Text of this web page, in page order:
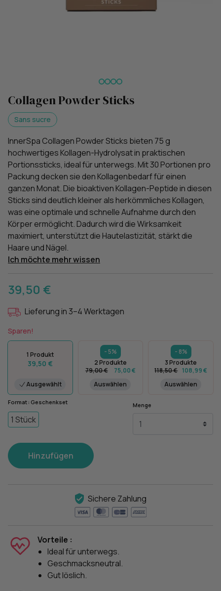
Collagen Powder Sticks
Sans sucre
InnerSpa Collagen Powder Sticks bieten 75 g
hochwertiges Kollagen-Hydrolysat in praktischen
Portionssticks, ideal für unterwegs. Mit 30 Portionen pro
Packung decken sie den Kollagenbedarf für einen
ganzen Monat. Die bioaktiven Kollagen-Peptide in diesen
Sticks sind deutlich kleiner als herkömmliches Kollagen,
was eine optimale und schnelle Aufnahme durch den
Körper ermöglicht. Dadurch wird die Wirksamkeit
maximiert, unterstützt die Hautelastizität, stärkt die
Haare und Nägel.
Ich möchte mehr wissen
39,50 €
Lieferung in 3–4 Werktagen
Sparen!
1 Produkt
39,50 €
Ausgewählt
- 5%
2 Produkte
79,00 €
75,00 €
Auswählen
- 8%
3 Produkte
118,50 € 108,99 €
Auswählen
Format : Geschenkset
1 Stück
Menge
Hinzufügen
Sichere Zahlung
Vorteile :
Ideal für unterwegs.
Geschmacksneutral.
Gut löslich.